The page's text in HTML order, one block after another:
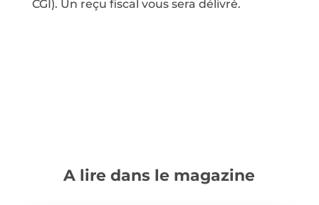
CGI). Un reçu fiscal vous sera délivré.
A lire dans le magazine